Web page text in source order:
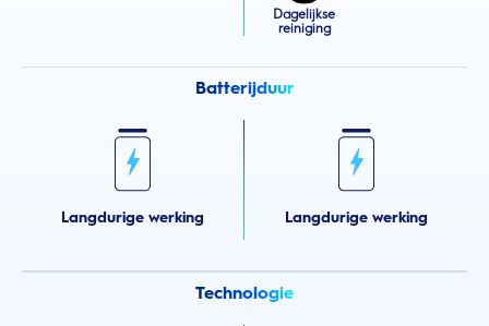
Dagelijkse
reiniging
Batterijduur
Langdurige werking Langdurige werking
Technologie